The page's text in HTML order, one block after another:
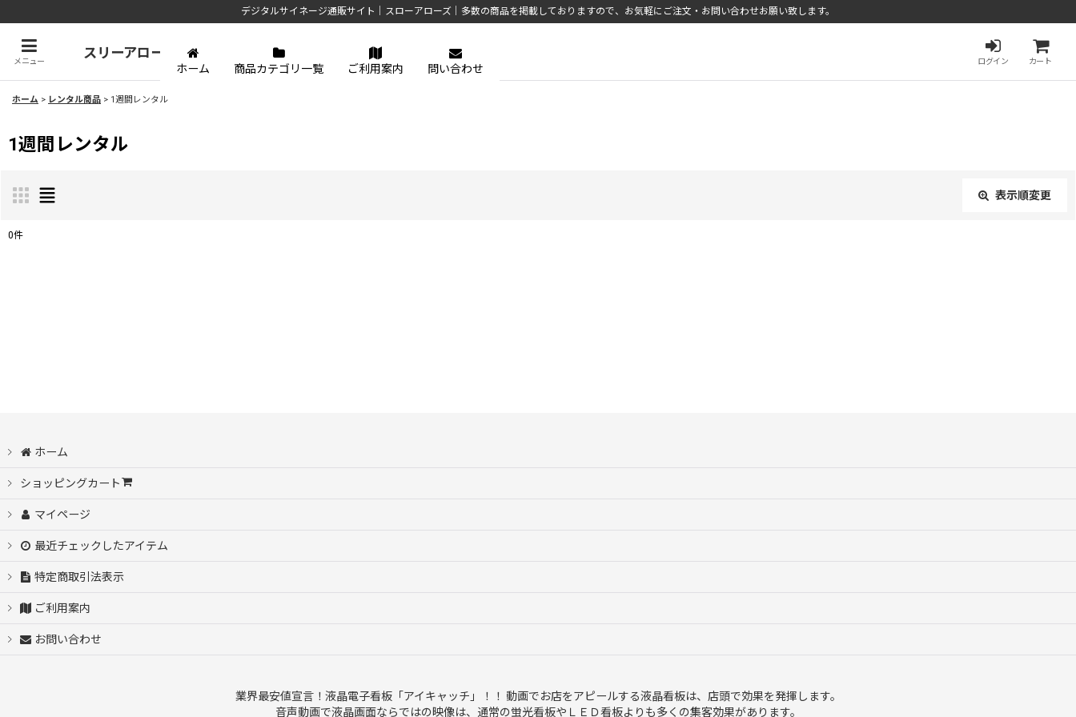
デジタルサイネージ通販サイト｜スローアローズ｜多数の商品を掲載しておりますので、お気軽にご注文・お問い合わせお願い致します。
メニュー
スリーアローズ
ログイン カート
ホーム 商品カテゴリ一覧 ご利用案内 問い合わせ
ホーム > レンタル商品 > 1週間レンタル
1週間レンタル
表示順変更
0件
ホーム
ショッピングカート
マイページ
最近チェックしたアイテム
特定商取引法表示
ご利用案内
お問い合わせ
業界最安値宣言！液晶電子看板「アイキャッチ」！！ 動画でお店をアピールする液晶看板は、店頭で効果を発揮します。
音声動画で液晶画面ならではの映像は、通常の蛍光看板やＬＥＤ看板よりも多くの集客効果があります。